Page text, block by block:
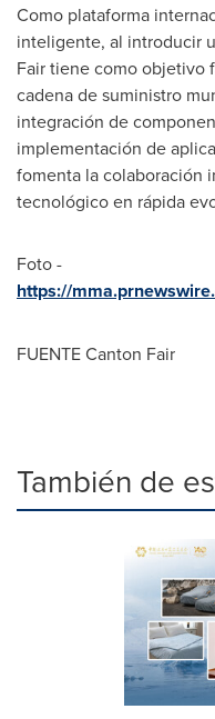
Como plataforma
inteligente, al introducir
Fair tiene como objetivo
cadena de suministro
integración de
implementación de
fomenta la colaboración
tecnológico en rápida
Foto -
https://
FUENTE Canton Fair
También de